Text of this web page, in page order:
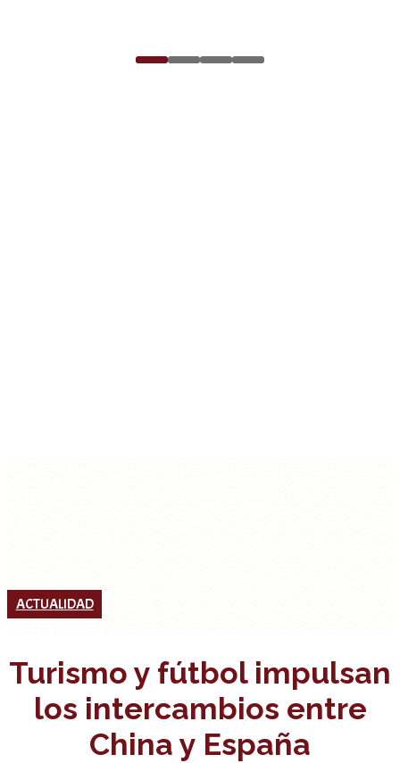
ACTUALIDAD
Turismo y fútbol impulsan
los intercambios entre
China y España